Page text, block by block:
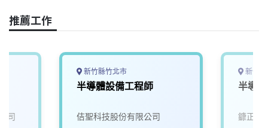
o
k
n
k
推薦工作
司
新竹縣竹北市
半導體設備工程師
佶聖科技股份有限公司
新竹
半導
鏮正實